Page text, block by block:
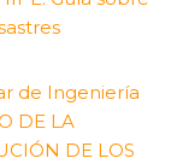
de Ingeniería
DE LA
DE LOS